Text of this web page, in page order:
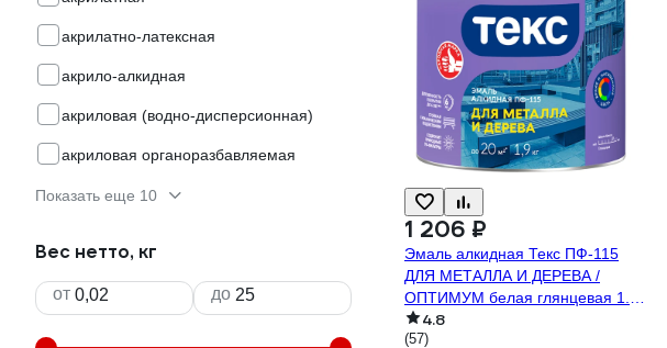
акрилатно-латексная
акрило-алкидная
акриловая (водно-дисперсионная)
акриловая органоразбавляемая
Показать еще 10
Вес нетто, кг
от до
1 206 ₽
Эмаль алкидная Текс ПФ-115
ДЛЯ МЕТАЛЛА И ДЕРЕВА /
ОПТИМУМ белая глянцевая 1.9кг
700001603
4.8
(57)